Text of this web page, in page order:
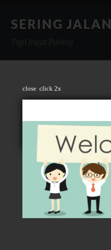
close click 2x
SERING JALAN